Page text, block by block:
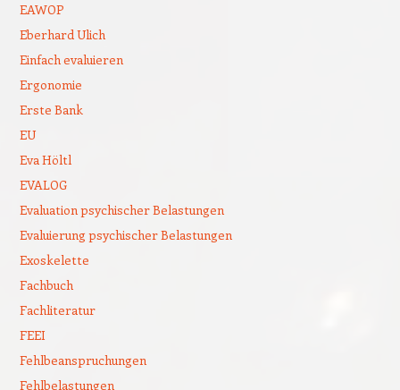
EAWOP
Eberhard Ulich
Einfach evaluieren
Ergonomie
Erste Bank
EU
Eva Höltl
EVALOG
Evaluation psychischer Belastungen
Evaluierung psychischer Belastungen
Exoskelette
Fachbuch
Fachliteratur
FEEI
Fehlbeanspruchungen
Fehlbelastungen